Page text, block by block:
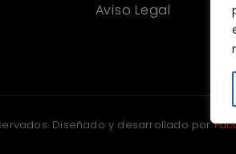
Aviso Legal
Diseñado y desarrollado por